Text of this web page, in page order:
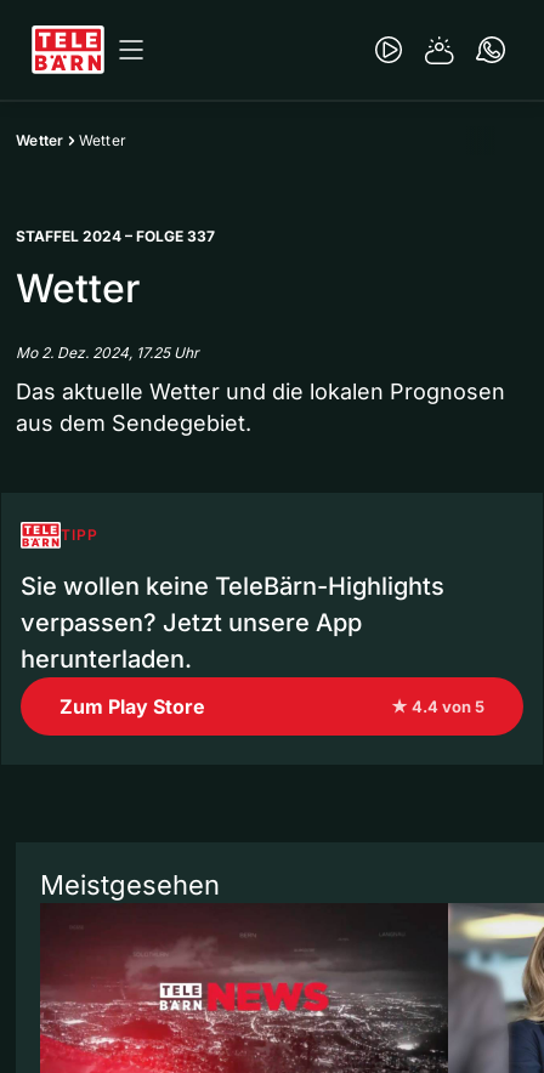
Wetter Wetter
STAFFEL 2024 – FOLGE 337
Wetter
Mo 2. Dez. 2024, 17.25 Uhr
Das aktuelle Wetter und die lokalen Prognosen
aus dem Sendegebiet.
TIPP
Sie wollen keine TeleBärn-Highlights
verpassen? Jetzt unsere App
herunterladen.
Zum Play Store ★ 4.4 von 5
Meistgesehen